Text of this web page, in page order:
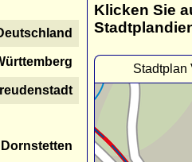
Klicken Sie
Stadtplan